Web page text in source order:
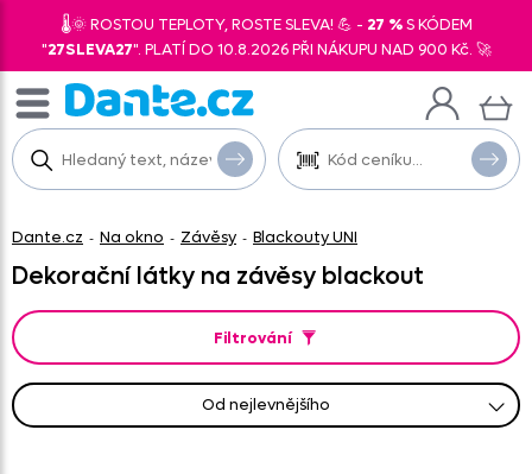
🌡️🌞 ROSTOU TEPLOTY, ROSTE SLEVA! 💪 - 27 %S KÓDEM
"27SLEVA27". PLATÍ DO 10.8.2026 PŘI NÁKUPU NAD 900 Kč. 🚀
Dante.cz - Na okno - Závěsy - Blackouty UNI
Dekorační látky na závěsy blackout
od nejlevnějšího
Filtrování